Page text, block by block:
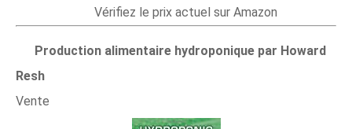
Vérifiez le prix actuel sur Amazon
Production alimentaire hydroponique par Howard
Resh
Vente